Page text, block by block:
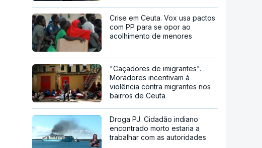
Crise em Ceuta. Vox usa pactos
com PP para se opor ao
acolhimento de menores
"Caçadores de imigrantes".
Moradores incentivam à
violência contra migrantes nos
bairros de Ceuta
Droga PJ. Cidadão indiano
encontrado morto estaria a
trabalhar com as autoridades